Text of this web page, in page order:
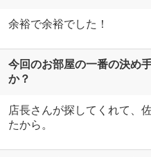
余裕で余裕でした！
今回のお部屋の一番の決め
か？
店長さんが探してくれて、
たから。